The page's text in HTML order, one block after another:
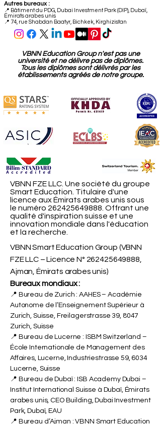
Autres bureaux :
📍 Bâtiment du PDG, Dubai Investment Park (DIP), Dubaï,
Émirats arabes unis
📍 74, rue Shabdan Baatyr, Bichkek, Kirghizistan
VBNN Education Group n'est pas une
université et ne délivre pas de diplômes.
Tous les diplômes sont délivrés par les
établissements agréés de notre groupe.
VBNN FZE LLC. Une société du groupe
Smart Education. Titulaire d'une
licence aux Émirats arabes unis sous
le numéro 262425649888. Offrant une
qualité d'inspiration suisse et une
innovation mondiale dans l'éducation
et la recherche.
VBNN Smart Education Group (VBNN
FZE LLC – Licence N° 262425649888,
Ajman, Émirats arabes unis)
Bureaux mondiaux :
📍 Bureau de Zurich : AAHES – Académie
Autonome de l’Enseignement Supérieur à
Zurich, Suisse, Freilagerstrasse 39, 8047
Zurich, Suisse
📍 Bureau de Lucerne : ISBM Switzerland –
École Internationale de Management des
Affaires, Lucerne, Industriestrasse 59, 6034
Lucerne, Suisse
📍 Bureau de Dubaï : ISB Academy Dubai –
Institut International Suisse à Dubaï, Émirats
arabes unis, CEO Building, Dubai Investment
Park, Dubaï, EAU
📍 Bureau d’Ajman : VBNN Smart Education